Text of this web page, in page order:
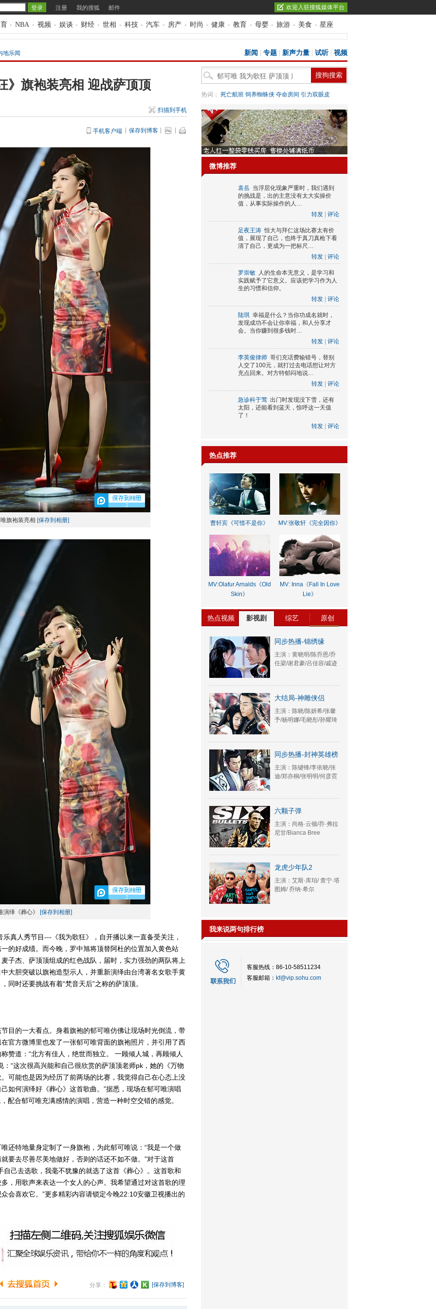
注册 我的搜狐 邮件 欢迎入驻搜狐媒体平台
- NBA - 视频 - 娱谈 - 财经 - 世相 - 科技 - 汽车 - 房产 - 时尚 - 健康 - 教育 - 母婴 - 旅游 - 美食 - 星座
地乐闻 新闻 专题 新声力量 试听| 视频
》旗袍装亮相 迎战萨顶顶
扫描到手机
手机客户端 保存到博客
2
旗袍装亮相 [保存到相册]
2
演绎《葬心》 [保存到相册]
人秀节目---《我为歌狂》，自开播以来一直备受关注，
的好成绩。而今晚，罗中旭将顶替阿杜的位置加入黄色站
子杰、萨顶顶组成的红色战队，届时，实力强劲的两队将上
大胆突破以旗袍造型示人，并重新演绎由台湾著名女歌手黄
同时还要挑战有着“梵音天后”之称的萨顶顶。
的一大看点。身着旗袍的郁可唯仿佛让现场时光倒流，带
官方微博里也发了一张郁可唯背面的旗袍照片，并引用了西
赞道：“北方有佳人，绝世而独立。 一顾倾人城，再顾倾人
“这次很高兴能和自己很欣赏的萨顶顶老师pk，她的《万物
可能也是因为经历了前两场的比赛，我觉得自己在心态上没
如何演绎好《葬心》这首歌曲。”据悉，现场在郁可唯演唱
配合郁可唯充满感情的演唱，营造一种时空交错的感觉。
特地量身定制了一身旗袍，为此郁可唯说：“我是一个做
要去尽善尽美地做好，否则的话还不如不做。”对于这首
自己去选歌，我毫不犹豫的就选了这首《葬心》。这首歌和
，用歌声来表达一个女人的心声。我希望通过对这首歌的理
会喜欢它。”更多精彩内容请锁定今晚22:10安徽卫视播出的
分享： [保存到博客]
热词： 死亡航班 饲养蜘蛛侠 夺命房间 引力双眼皮
微博推荐
袁岳 当浮层化现象严重时，我们遇到
的挑战是，出的主意没有太大实操价
值，从事实际操作的人…
转发
评论
足夜王涛 恒大与拜仁这场比赛太有价
值，展现了自己，也终于真刀真枪下看
清了自己，更成为一把标尺…
转发
评论
罗崇敏 人的生命本无意义，是学习和
实践赋予了它意义。应该把学习作为人
生的习惯和信仰。
转发
评论
陆琪 幸福是什么？当你功成名就时，
发现成功不会让你幸福，和人分享才
会。当你赚到很多钱时…
转发
评论
李英俊律师 哥们充话费输错号，替别
人交了100元，就打过去电话想让对方
充点回来。对方特郁闷地说…
转发
评论
急诊科于莺 出门时发现没下雪，还有
太阳，还能看到蓝天，惊呼这一天值
了！
转发
评论
热点推荐
曹轩宾《可惜不是你》 MV:张敬轩《完全因你》
MV:Olafur Arnalds《Old
Skin》
MV: Inna《Fall In Love
Lie》
热点视频 影视剧 综艺 原创
同步热播-锦绣缘
主演：黄晓明/陈乔恩/乔
任梁/谢君豪/吕佳容/戚迹
大结局-神雕侠侣
主演：陈晓/陈妍希/张馨
予/杨明娜/毛晓彤/孙耀琦
同步热播-封神英雄榜
主演：陈键锋/李依晓/张
迪/郑亦桐/张明明/何彦霓
六颗子弹
主演：尚格·云顿/乔·弗拉
尼甘/Bianca Bree
龙虎少年队2
主演：艾斯·库珀/ 查宁·塔
图姆/ 乔纳·希尔
我来说两句排行榜
客服热线：86-10-58511234
客服邮箱： kf@vip.sohu.com